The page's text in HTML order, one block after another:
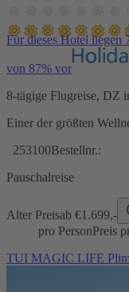
Für dieses Hotel liegen
von 87% vor
8-tägige Flugreise, DZ
Einer der größten
253100Bestellnr.:
Pauschalreise
Alter Preisab €1.699,-
pro PersonPreis
TUI MAGIC LIFE